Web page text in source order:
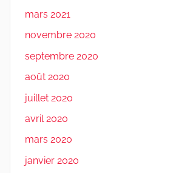
mars 2021
novembre 2020
septembre 2020
août 2020
juillet 2020
avril 2020
mars 2020
janvier 2020